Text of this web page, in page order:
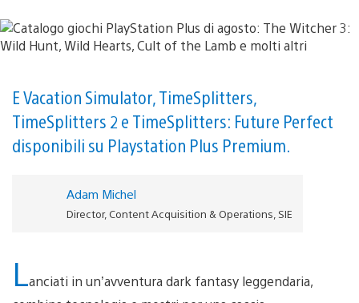
E Vacation Simulator, TimeSplitters,
TimeSplitters 2 e TimeSplitters: Future Perfect
disponibili su Playstation Plus Premium.
Adam Michel
Director, Content Acquisition & Operations, SIE
Lanciati in un’avventura dark fantasy leggendaria,